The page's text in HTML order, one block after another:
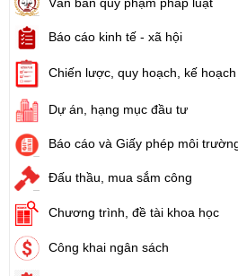
Số:31/2024/QH15
Tên:
(Luật Đất đai)
Ngày ban hành: (21/08/2024)
Số:
Tên:
(Nghị định Quy định về bồi
Nhà nước thu hồi đất)
Ngày ban hành: (21/08/2024)
Số:
Tên:
(Nghị định Quy định chi tiết thi
Đất đai)
Ngày ban hành: (21/08/2024)
Văn bản quy phạm pháp luật
Báo cáo kinh tế - xã hội
Chiến lược, quy hoạch, kế hoạch
Dự án, hạng mục đầu tư
Báo cáo và Giấy phép môi
Đấu thầu, mua sắm công
Chương trình, đề tài khoa học
Công khai ngân sách